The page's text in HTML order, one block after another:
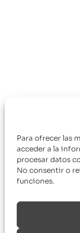
Para ofrecer las
acceder a la
procesar datos
No consentir o
funciones.